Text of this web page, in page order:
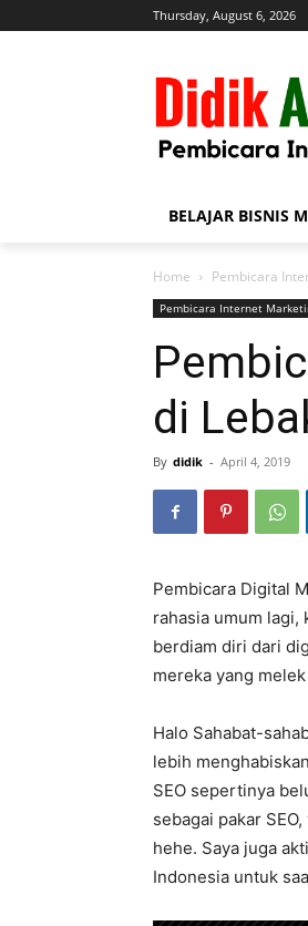
Thursday, August 6, 2026
BELAJAR BISNIS
Home Pembicara
Pembicara Internet
di
By didik - April 4, 2019
Pembicara Digital
rahasia umum lagi,
berdiam diri dari
mereka yang
Halo Sahabat-
lebih
SEO sepertinya
sebagai pakar
hehe. Saya juga
Indonesia untuk